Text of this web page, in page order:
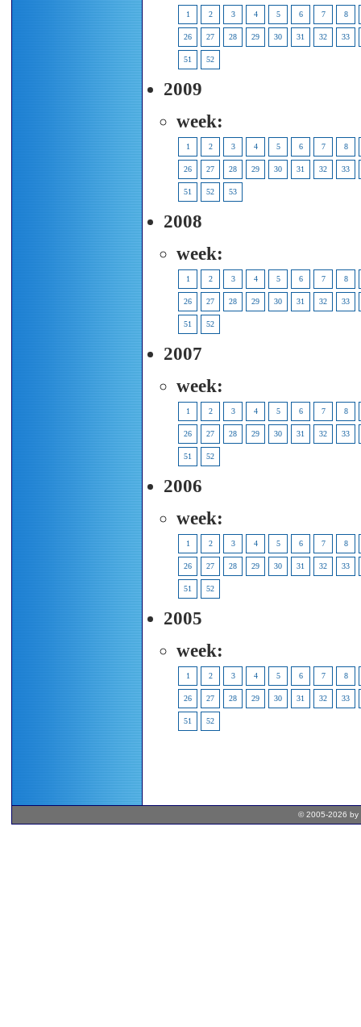
1 2 3 4 5 6 7 8
26 27 28 29 30 31 32 33
51 52
2009
week:
1 2 3 4 5 6 7 8
26 27 28 29 30 31 32 33
51 52 53
2008
week:
1 2 3 4 5 6 7 8
26 27 28 29 30 31 32 33
51 52
2007
week:
1 2 3 4 5 6 7 8
26 27 28 29 30 31 32 33
51 52
2006
week:
1 2 3 4 5 6 7 8
26 27 28 29 30 31 32 33
51 52
2005
week:
1 2 3 4 5 6 7 8
26 27 28 29 30 31 32 33
51 52
© 2005-2026 by